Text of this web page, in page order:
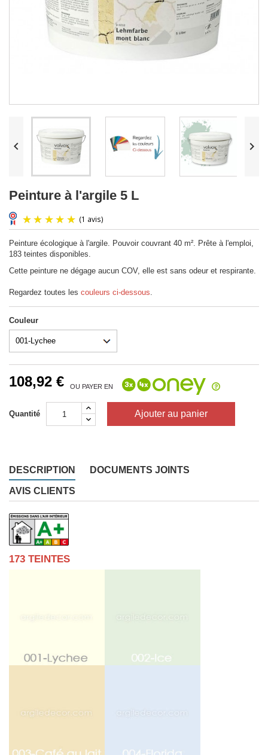
 
Peinture à l'argile 5 L
(1 avis)
Peinture écologique à l'argile. Pouvoir couvrant 40 m². Prête à l'emploi,
183 teintes disponibles.
Cette peinture ne dégage aucun COV, elle est sans odeur et respirante.
Regardez toutes les couleurs ci-dessous.
Couleur
108,92 € OU PAYER EN
Quantité Ajouter au panier
DESCRIPTION DOCUMENTS JOINTS
AVIS CLIENTS
173 TEINTES